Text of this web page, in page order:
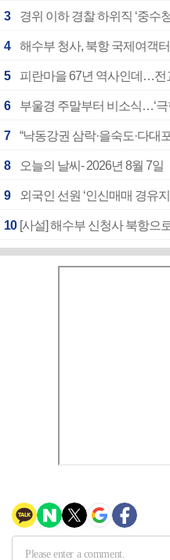
3 경위 이하 경찰 하위직 ‘중수
4 해수부 청사, 북항 국제여객
5 피란마을 67년 역사인데…전
6 부울경 주말부터 비소식…‘극
7 “낙동강권 삼락·을숙도·다대
8 오늘의 날씨- 2026년 8월 7일
9 외국인 선원 ‘인신매매 경유
10 [사설] 해수부 신청사 북항으